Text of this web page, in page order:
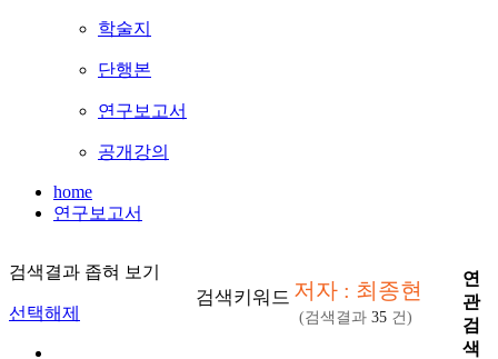
학술지
단행본
연구보고서
공개강의
home
연구보고서
검색결과 좁혀 보기
선택해제
검색키워드 저자 : 최종현
(검색결과 35 건)
연
관
검
색